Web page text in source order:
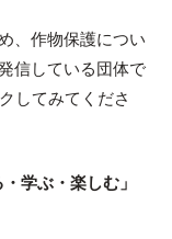
、作物保護につい
信している団体で
してみてくださ
学ぶ・楽しむ」